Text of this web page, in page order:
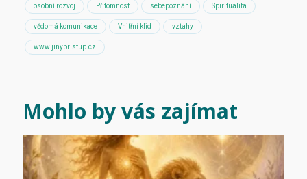
osobní rozvoj Přítomnost sebepoznání Spiritualita
vědomá komunikace Vnitřní klid vztahy
www.jinypristup.cz
Mohlo by vás zajímat